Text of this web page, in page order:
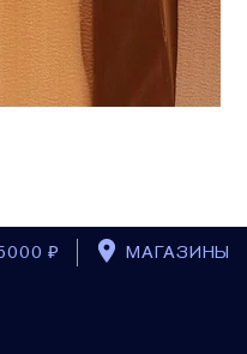
₽ МАГАЗИНЫ